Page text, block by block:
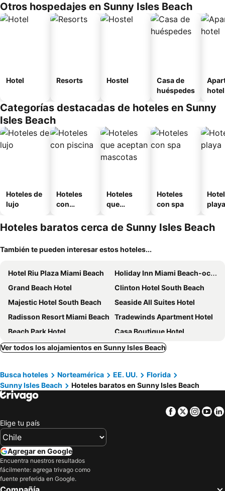
Otros hospedajes en Sunny Isles Beach
Hotel Resorts Hostel
Casa de
huéspedes
hotel
Categorías destacadas de hoteles en Sunny
Isles Beach
Hoteles de
lujo
Hoteles
con
Hoteles
que
mascotas
Hoteles
con spa
playa
Hoteles baratos cerca de Sunny Isles Beach
También te pueden interesar estos hoteles...
Hotel Riu Plaza Miami Beach
Holiday Inn Miami Beach-oceanfront By Ihg
Grand Beach Hotel
Clinton Hotel South Beach
Majestic Hotel South Beach
Seaside All Suites Hotel
Radisson Resort Miami Beach
Tradewinds Apartment Hotel
Beach Park Hotel
Casa Boutique Hotel
Chesterfield Hotel & Suites
Lexington by Hotel RL Miami Beach
Crest Hotel Suites
Aqua Hotel & Suites
Beachside All Suites Hotel
Sherry Frontenac Oceanfront Hotel
Hotel Croydon Miami Beach
Hotel Continental Miami Beach, Tapestry Collection by Hilton
Catalina Hotel & Beach Club
Viajero Miami
Hotel Rendale Miami Beach
Comfort Inn & Suites Downtown Brickell-Port of Miami
YVE Hotel Miami
Ver todos los alojamientos en Sunny Isles Beach
Busca hoteles Norteamérica EE. UU.
Florida
Sunny Isles Beach
Hoteles baratos en Sunny Isles Beach
Facebook
Twitter
Elige tu país
Agregar en Google
Encuentra nuestros resultados
fácilmente: agrega trivago como
fuente preferida en Google.